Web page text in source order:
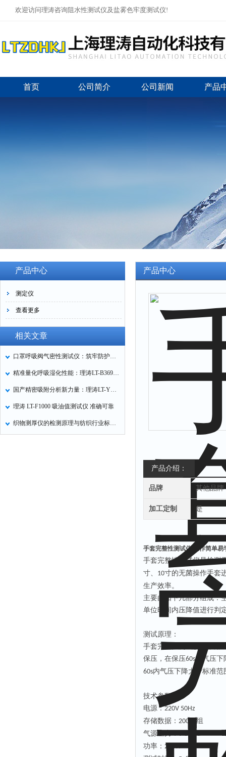
欢迎访问理涛咨询阻水性测试仪及盐雾色牢度测试仪!
首页 公司简介 公司新闻 产品
产品中心
测定仪
查看更多
相关文章
口罩呼吸阀气密性测试仪：筑牢防护口罩的质量关卡
精准量化呼吸湿化性能：理涛LT-B369湿化器数据采集装置技术解析
国产精密吸附分析新力量：理涛LT-Y019A全自动高压吸附仪的性能与应用解析
理涛 LT-F1000 吸油值测试仪 准确可靠
织物测厚仪的检测原理与纺织行业标准化应用
产品中心
产品介绍：
品牌 其他品牌
加工定制 是
手套完整性测试仪 操作简单易
手套完整性测试仪是检测
寸、 10寸的无菌操作手套
生产效率。
主要由如下几部分组成：
单位时间内压降值进行判
测试原理：
手套完整性测试仪是采用
保压，在保压60s内气压下
60s内气压下降大于标准
技术参数：
电源：220V 50Hz
存储数据： 20000 组
气源压力：0.2MPa
功率： 200W